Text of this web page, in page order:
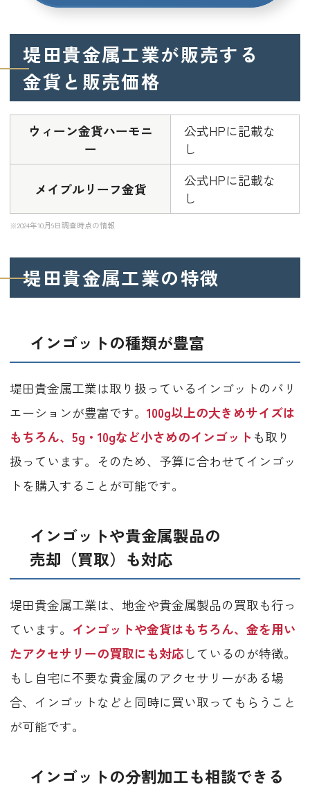
堤田貴金属工業が販売する
金貨と販売価格
ウィーン金貨ハーモニ
ー
公式HPに記載な
し
メイプルリーフ金貨
公式HPに記載な
し
※2024年10月9日調査時点の情報
堤田貴金属工業の特徴
インゴットの種類が豊富
堤田貴金属工業は取り扱っているインゴットのバリ
エーションが豊富です。100g以上の大きめサイズは
もちろん、5g・10gなど小さめのインゴット も取り
扱っています。そのため、予算に合わせてインゴッ
トを購入することが可能です。
インゴットや貴金属製品の
売却（買取）も対応
堤田貴金属工業は、地金や貴金属製品の買取も行っ
ています。 インゴットや金貨はもちろん、金を用い
たアクセサリーの買取にも対応しているのが特徴。
もし自宅に不要な貴金属のアクセサリーがある場
合、インゴットなどと同時に買い取ってもらうこと
が可能です。
インゴットの分割加工も相談できる